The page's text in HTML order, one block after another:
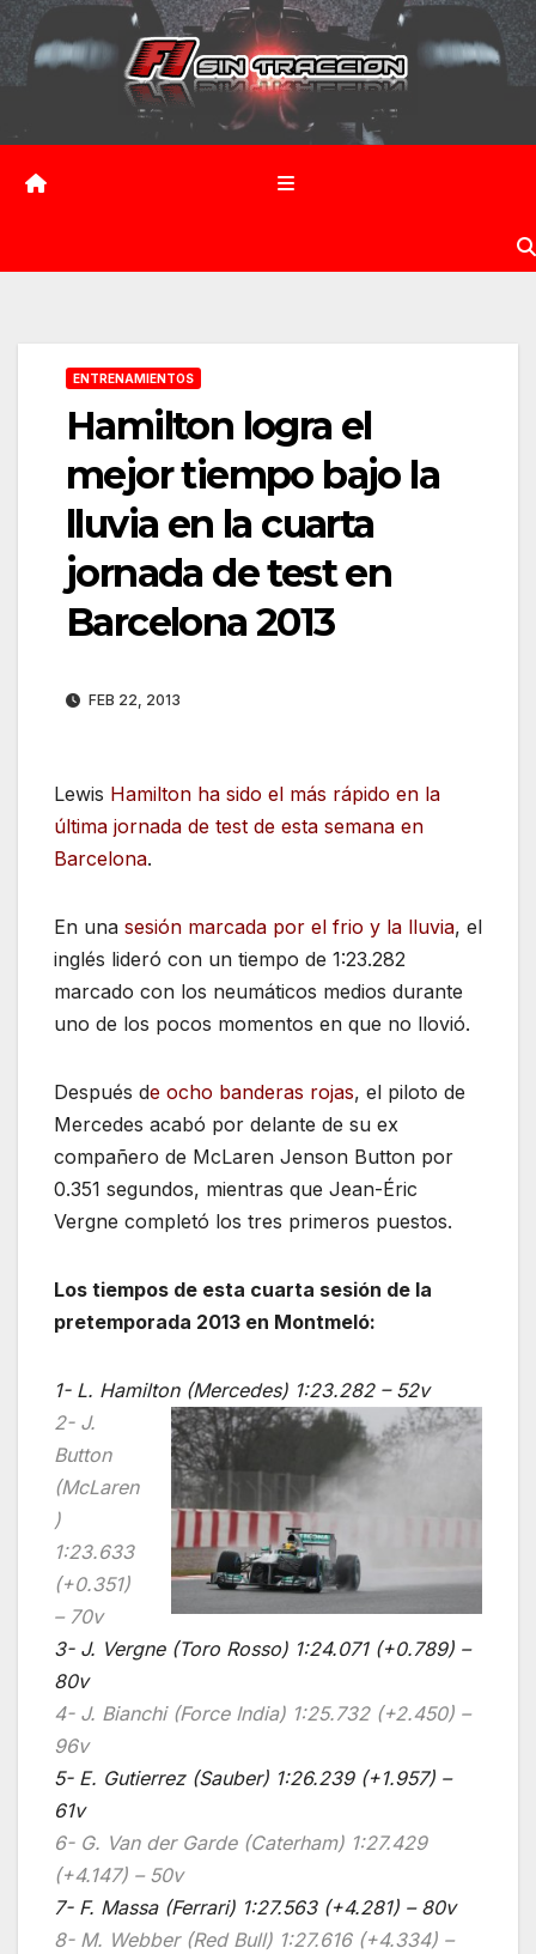
Saltar
contenido
ENTRENAMIENTOS
Hamilton logra el
mejor tiempo bajo la
lluvia en la cuarta
jornada de test en
Barcelona 2013
FEB 22, 2013
Lewis Hamilton ha sido el más rápido en la
última jornada de test de esta semana en
Barcelona.
En una sesión marcada por el frio y la lluvia, el
inglés lideró ​​con un tiempo de 1:23.282
marcado con los neumáticos medios durante
uno de los pocos momentos en que no llovió.
Después de ocho banderas rojas, el piloto de
Mercedes acabó por delante de su ex
compañero de McLaren Jenson Button por
0.351 segundos, mientras que Jean-Éric
Vergne completó los tres primeros puestos.
Los tiempos de esta cuarta sesión de la
pretemporada 2013 en Montmeló:
1- L. Hamilton (Mercedes) 1:23.282 – 52v
2- J.
Button
(McLaren
)
1:23.633
(+0.351)
– 70v
3- J. Vergne (Toro Rosso) 1:24.071 (+0.789) –
80v
4- J. Bianchi (Force India) 1:25.732 (+2.450) –
96v
5- E. Gutierrez (Sauber) 1:26.239 (+1.957) –
61v
6- G. Van der Garde (Caterham) 1:27.429
(+4.147) – 50v
7- F. Massa (Ferrari) 1:27.563 (+4.281) – 80v
8- M. Webber (Red Bull) 1:27.616 (+4.334) –